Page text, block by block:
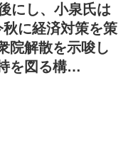
にし、小泉氏は
に経済対策を策
院解散を示唆し
を図る構…